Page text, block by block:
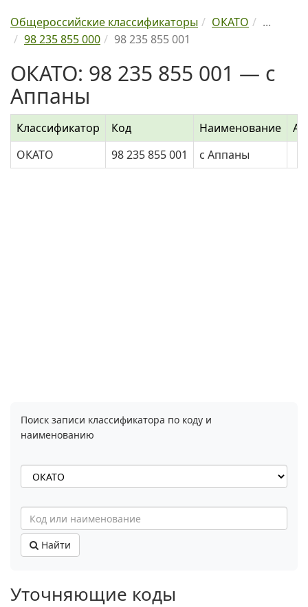
Общероссийские классификаторы ОКАТО
...
98 235 855 000
98 235 855 001
ОКАТО: 98 235 855 001 — с
Аппаны
Классификатор Код Наименование
ОКАТО
98 235 855 001 с Аппаны
Поиск записи классификатора по коду и
наименованию
Найти
Уточняющие коды